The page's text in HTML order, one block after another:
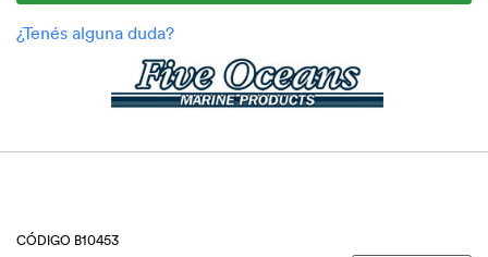
CÓDIGO B10453